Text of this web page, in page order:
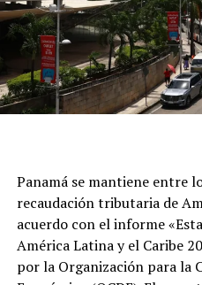
Panamá se mantiene entre
recaudación tributaria de
acuerdo con el informe
América Latina y el Caribe
por la Organización para la